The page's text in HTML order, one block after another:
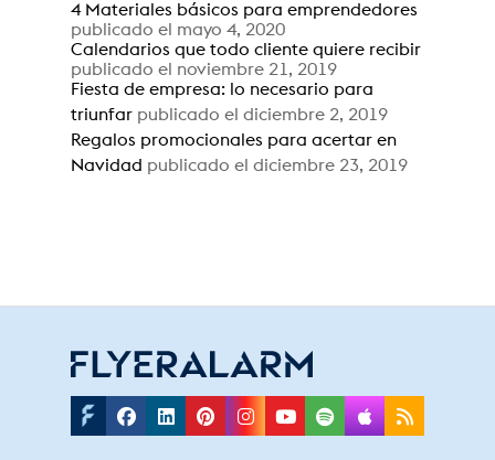
4 Materiales básicos para emprendedores
publicado el mayo 4, 2020
Calendarios que todo cliente quiere recibir
publicado el noviembre 21, 2019
Fiesta de empresa: lo necesario para
triunfar publicado el diciembre 2, 2019
Regalos promocionales para acertar en
Navidad publicado el diciembre 23, 2019
Facebook
Linkedin
Pinterest
Instagram
Youtube
SpotifyRss